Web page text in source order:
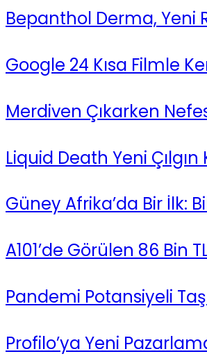
Bepanthol Derma, Yeni
Google 24 Kısa Filmle
Merdiven Çıkarken
Liquid Death Yeni
Güney Afrika’da Bir İlk:
A101’de Görülen 86 Bin
Pandemi Potansiyeli
Profilo’ya Yeni